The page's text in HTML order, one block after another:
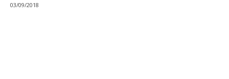
03/09/2018